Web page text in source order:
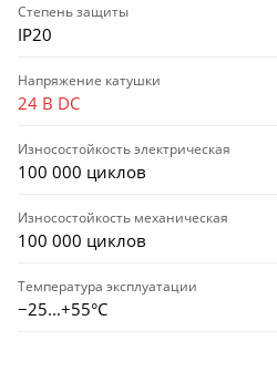
Степень защиты
IP20
Напряжение катушки
24 В DC
Износостойкость электрическая
100 000 циклов
Износостойкость механическая
100 000 циклов
Температура эксплуатации
−25...+55°С